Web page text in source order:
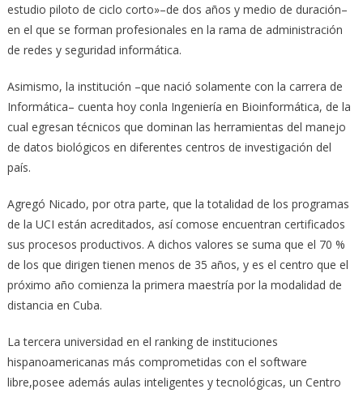
estudio piloto de ciclo corto»–de dos años y medio de duración–
en el que se forman profesionales en la rama de administración
de redes y seguridad informática.
Asimismo, la institución –que nació solamente con la carrera de
Informática– cuenta hoy conla Ingeniería en Bioinformática, de la
cual egresan técnicos que dominan las herramientas del manejo
de datos biológicos en diferentes centros de investigación del
país.
Agregó Nicado, por otra parte, que la totalidad de los programas
de la UCI están acreditados, así comose encuentran certificados
sus procesos productivos. A dichos valores se suma que el 70 %
de los que dirigen tienen menos de 35 años, y es el centro que el
próximo año comienza la primera maestría por la modalidad de
distancia en Cuba.
La tercera universidad en el ranking de instituciones
hispanoamericanas más comprometidas con el software
libre,posee además aulas inteligentes y tecnológicas, un Centro